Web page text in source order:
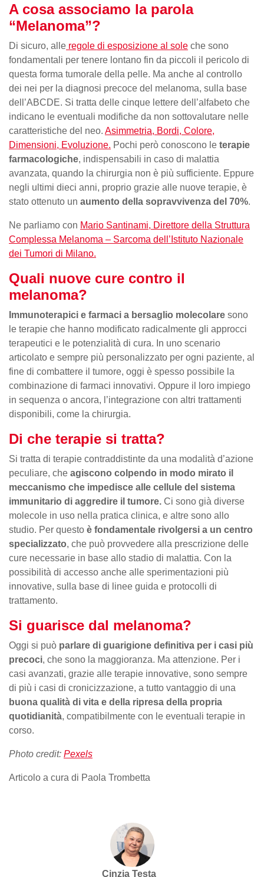
A cosa associamo la parola
“Melanoma”?
Di sicuro, alle regole di esposizione al sole che sono
fondamentali per tenere lontano fin da piccoli il pericolo di
questa forma tumorale della pelle. Ma anche al controllo
dei nei per la diagnosi precoce del melanoma, sulla base
dell’ABCDE. Si tratta delle cinque lettere dell’alfabeto che
indicano le eventuali modifiche da non sottovalutare nelle
caratteristiche del neo. Asimmetria, Bordi, Colore,
Dimensioni, Evoluzione. Pochi però conoscono le terapie
farmacologiche, indispensabili in caso di malattia
avanzata, quando la chirurgia non è più sufficiente. Eppure
negli ultimi dieci anni, proprio grazie alle nuove terapie, è
stato ottenuto un aumento della sopravvivenza del 70%.
Ne parliamo con Mario Santinami, Direttore della Struttura
Complessa Melanoma – Sarcoma dell’Istituto Nazionale
dei Tumori di Milano.
Quali nuove cure contro il
melanoma?
Immunoterapici e farmaci a bersaglio molecolare sono
le terapie che hanno modificato radicalmente gli approcci
terapeutici e le potenzialità di cura. In uno scenario
articolato e sempre più personalizzato per ogni paziente, al
fine di combattere il tumore, oggi è spesso possibile la
combinazione di farmaci innovativi. Oppure il loro impiego
in sequenza o ancora, l’integrazione con altri trattamenti
disponibili, come la chirurgia.
Di che terapie si tratta?
Si tratta di terapie contraddistinte da una modalità d’azione
peculiare, che agiscono colpendo in modo mirato il
meccanismo che impedisce alle cellule del sistema
immunitario di aggredire il tumore. Ci sono già diverse
molecole in uso nella pratica clinica, e altre sono allo
studio. Per questo è fondamentale rivolgersi a un centro
specializzato, che può provvedere alla prescrizione delle
cure necessarie in base allo stadio di malattia. Con la
possibilità di accesso anche alle sperimentazioni più
innovative, sulla base di linee guida e protocolli di
trattamento.
Si guarisce dal melanoma?
Oggi si può parlare di guarigione definitiva per i casi più
precoci, che sono la maggioranza. Ma attenzione. Per i
casi avanzati, grazie alle terapie innovative, sono sempre
di più i casi di cronicizzazione, a tutto vantaggio di una
buona qualità di vita e della ripresa della propria
quotidianità, compatibilmente con le eventuali terapie in
corso.
Photo credit: Pexels
Articolo a cura di Paola Trombetta
Cinzia Testa